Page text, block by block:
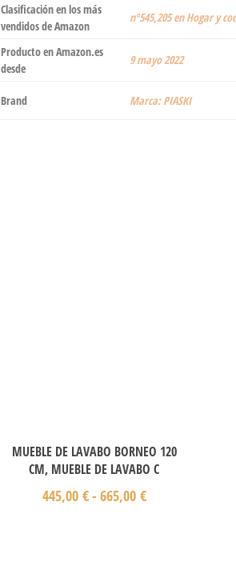
Clasificación en los más
vendidos de Amazon
nº545,205 en Hogar y
Producto en Amazon.es
desde
9 mayo 2022
Brand Marca: PIASKI
MUEBLE DE LAVABO BORNEO 120
CM, MUEBLE DE LAVABO C
445,00 €- 665,00 €